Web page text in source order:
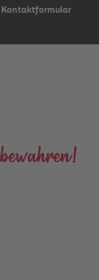
Kontaktformular